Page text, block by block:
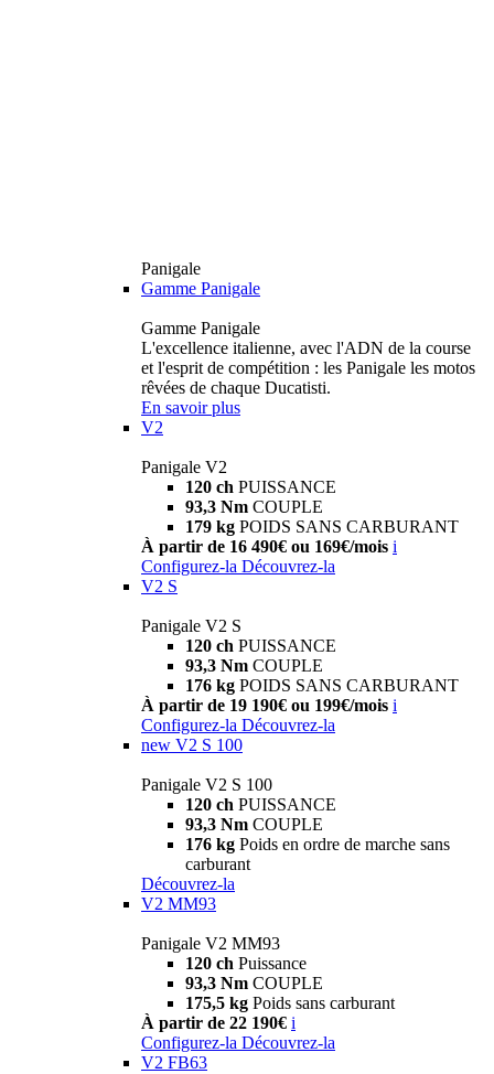
Panigale
Gamme Panigale
Gamme Panigale
L'excellence italienne, avec l'ADN de la course
et l'esprit de compétition : les Panigale les motos
rêvées de chaque Ducatisti.
En savoir plus
V2
Panigale V2
120 ch PUISSANCE
93,3 Nm COUPLE
179 kg POIDS SANS CARBURANT
À partir de 16 490€ ou 169€/mois i
Configurez-la Découvrez-la
V2 S
Panigale V2 S
120 ch PUISSANCE
93,3 Nm COUPLE
176 kg POIDS SANS CARBURANT
À partir de 19 190€ ou 199€/mois i
Configurez-la Découvrez-la
new V2 S 100
Panigale V2 S 100
120 ch PUISSANCE
93,3 Nm COUPLE
176 kg Poids en ordre de marche sans
carburant
Découvrez-la
V2 MM93
Panigale V2 MM93
120 ch Puissance
93,3 Nm COUPLE
175,5 kg Poids sans carburant
À partir de 22 190€ i
Configurez-la Découvrez-la
V2 FB63